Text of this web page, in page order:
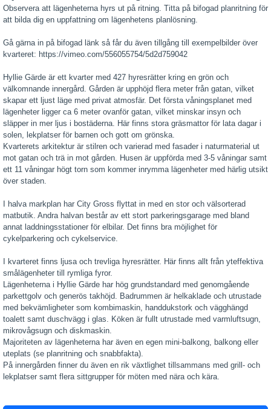
Observera att lägenheterna hyrs ut på ritning. Titta på bifogad planritning för
att bilda dig en uppfattning om lägenhetens planlösning.
Gå gärna in på bifogad länk så får du även tillgång till exempelbilder över
kvarteret: https://vimeo.com/556055754/5d2d759042
Hyllie Gärde är ett kvarter med 427 hyresrätter kring en grön och
välkomnande innergård. Gården är upphöjd flera meter från gatan, vilket
skapar ett ljust läge med privat atmosfär. Det första våningsplanet med
lägenheter ligger ca 6 meter ovanför gatan, vilket minskar insyn och
släpper in mer ljus i bostäderna. Här finns stora gräsmattor för lata dagar i
solen, lekplatser för barnen och gott om grönska.
Kvarterets arkitektur är stilren och varierad med fasader i naturmaterial ut
mot gatan och trä in mot gården. Husen är uppförda med 3-5 våningar samt
ett 11 våningar högt torn som kommer inrymma lägenheter med härlig utsikt
över staden.
I halva markplan har City Gross flyttat in med en stor och välsorterad
matbutik. Andra halvan består av ett stort parkeringsgarage med bland
annat laddningsstationer för elbilar. Det finns bra möjlighet för
cykelparkering och cykelservice.
I kvarteret finns ljusa och trevliga hyresrätter. Här finns allt från yteffektiva
smålägenheter till rymliga fyror.
Lägenheterna i Hyllie Gärde har hög grundstandard med genomgående
parkettgolv och generös takhöjd. Badrummen är helkaklade och utrustade
med bekvämligheter som kombimaskin, handdukstork och vägghängd
toalett samt duschvägg i glas. Köken är fullt utrustade med varmluftsugn,
mikrovågsugn och diskmaskin.
Majoriteten av lägenheterna har även en egen mini-balkong, balkong eller
uteplats (se planritning och snabbfakta).
På innergården finner du även en rik växtlighet tillsammans med grill- och
lekplatser samt flera sittgrupper för möten med nära och kära.